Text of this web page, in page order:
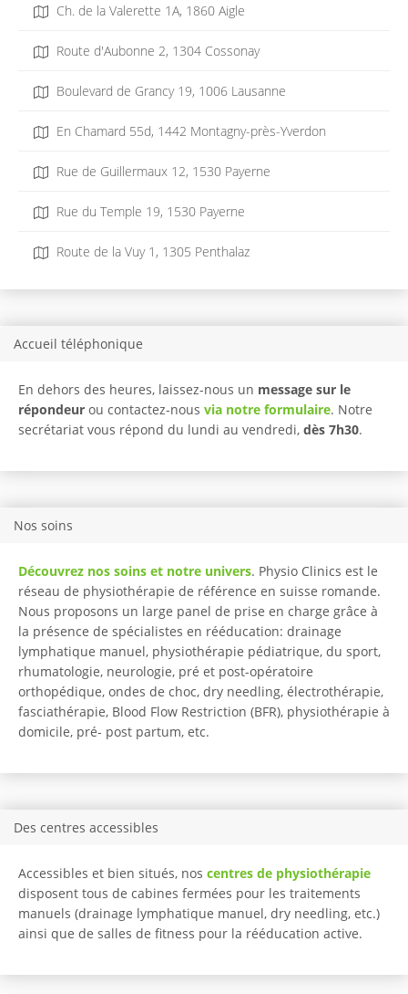
Ch. de la Valerette 1A, 1860 Aigle
Route d'Aubonne 2, 1304 Cossonay
Boulevard de Grancy 19, 1006 Lausanne
En Chamard 55d, 1442 Montagny-près-Yverdon
Rue de Guillermaux 12, 1530 Payerne
Rue du Temple 19, 1530 Payerne
Route de la Vuy 1, 1305 Penthalaz
Accueil téléphonique
En dehors des heures, laissez-nous un message sur le
répondeurou contactez-nous via notre formulaire. Notre
secrétariat vous répond du lundi au vendredi, dès 7h30.
Nos soins
Découvrez nos soins et notre univers. Physio Clinics est le
réseau de physiothérapie de référence en suisse romande.
Nous proposons un large panel de prise en charge grâce à
la présence de spécialistes en rééducation: drainage
lymphatique manuel, physiothérapie pédiatrique, du sport,
rhumatologie, neurologie, pré et post-opératoire
orthopédique, ondes de choc, dry needling, électrothérapie,
fasciathérapie, Blood Flow Restriction (BFR), physiothérapie à
domicile, pré- post partum, etc.
Des centres accessibles
Accessibles et bien situés, nos centres de physiothérapie
disposent tous de cabines fermées pour les traitements
manuels (drainage lymphatique manuel, dry needling, etc.)
ainsi que de salles de fitness pour la rééducation active.